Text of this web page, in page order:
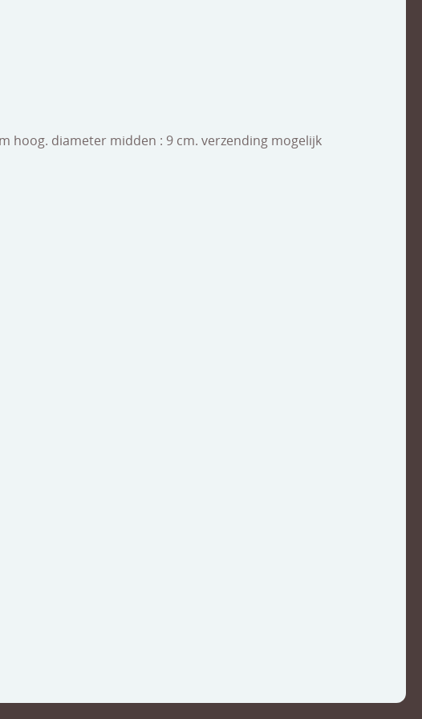
hoog. diameter midden : 9 cm. verzending mogelijk